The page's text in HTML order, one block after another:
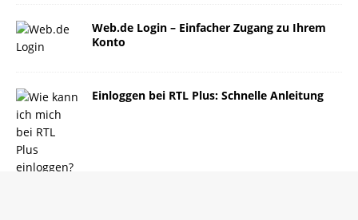
Web.de Login – Einfacher Zugang zu Ihrem
Konto
Einloggen bei RTL Plus: Schnelle Anleitung